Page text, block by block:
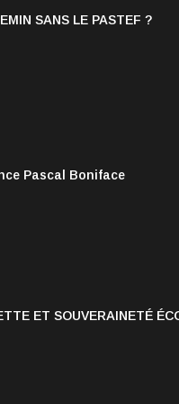
SANS LE PASTEF ?
Pascal Boniface
ET SOUVERAINETÉ